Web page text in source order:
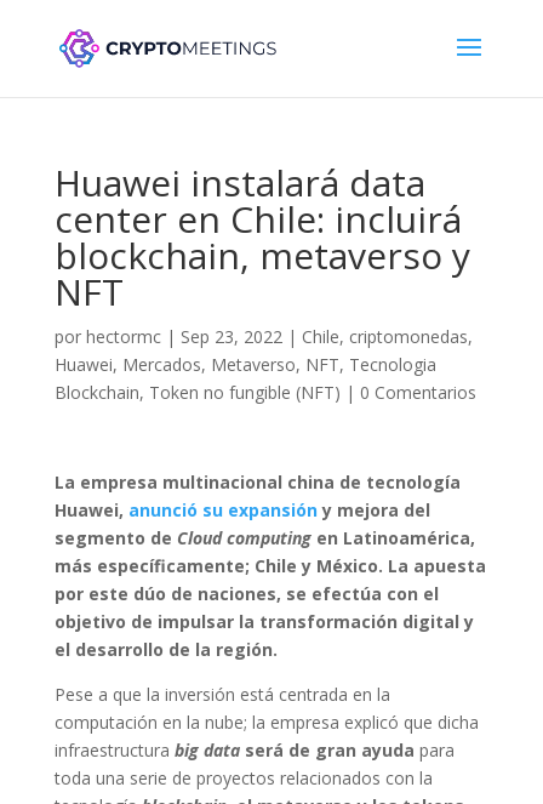
Huawei instalará data
center en Chile: incluirá
blockchain, metaverso y
NFT
por hectormc| Sep 23, 2022| Chile, criptomonedas,
Huawei, Mercados, Metaverso, NFT, Tecnologia
Blockchain, Token no fungible (NFT) | 0 Comentarios
La empresa multinacional china de tecnología
Huawei, anunció su expansióny mejora del
segmento de Cloud computingen Latinoamérica,
más específicamente; Chile y México. La apuesta
por este dúo de naciones, se efectúa con el
objetivo de impulsar la transformación digital y
el desarrollo de la región.
Pese a que la inversión está centrada en la
computación en la nube; la empresa explicó que dicha
infraestructura big dataserá de gran ayuda para
toda una serie de proyectos relacionados con la